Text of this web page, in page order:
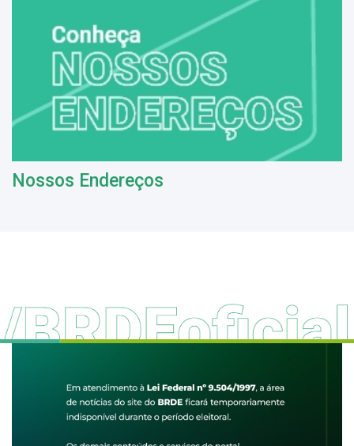
Nossos Endereços